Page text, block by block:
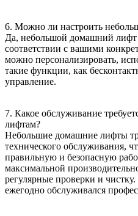
6. Можно ли настроить
Да, небольшой домашний лифт
соответствии с вашими
можно персонализировать,
такие функции, как
управление.
7. Какое обслуживание
лифтам?
Небольшие домашние лифты
технического обслуживания,
правильную и безопасную
максимальной
регулярные проверки и
ежегодно обслуживался